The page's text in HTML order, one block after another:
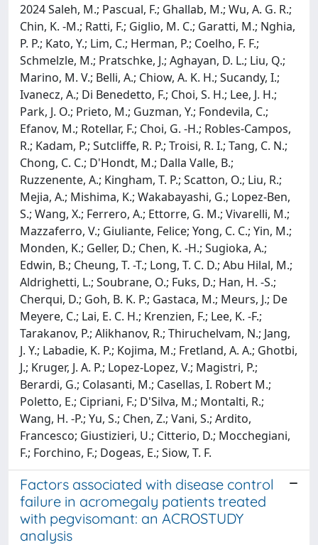
2024 Saleh, M.; Pascual, F.; Ghallab, M.; Wu, A. G. R.;
Chin, K. -M.; Ratti, F.; Giglio, M. C.; Garatti, M.; Nghia,
P. P.; Kato, Y.; Lim, C.; Herman, P.; Coelho, F. F.;
Schmelzle, M.; Pratschke, J.; Aghayan, D. L.; Liu, Q.;
Marino, M. V.; Belli, A.; Chiow, A. K. H.; Sucandy, I.;
Ivanecz, A.; Di Benedetto, F.; Choi, S. H.; Lee, J. H.;
Park, J. O.; Prieto, M.; Guzman, Y.; Fondevila, C.;
Efanov, M.; Rotellar, F.; Choi, G. -H.; Robles-Campos,
R.; Kadam, P.; Sutcliffe, R. P.; Troisi, R. I.; Tang, C. N.;
Chong, C. C.; D'Hondt, M.; Dalla Valle, B.;
Ruzzenente, A.; Kingham, T. P.; Scatton, O.; Liu, R.;
Mejia, A.; Mishima, K.; Wakabayashi, G.; Lopez-Ben,
S.; Wang, X.; Ferrero, A.; Ettorre, G. M.; Vivarelli, M.;
Mazzaferro, V.; Giuliante, Felice; Yong, C. C.; Yin, M.;
Monden, K.; Geller, D.; Chen, K. -H.; Sugioka, A.;
Edwin, B.; Cheung, T. -T.; Long, T. C. D.; Abu Hilal, M.;
Aldrighetti, L.; Soubrane, O.; Fuks, D.; Han, H. -S.;
Cherqui, D.; Goh, B. K. P.; Gastaca, M.; Meurs, J.; De
Meyere, C.; Lai, E. C. H.; Krenzien, F.; Lee, K. -F.;
Tarakanov, P.; Alikhanov, R.; Thiruchelvam, N.; Jang,
J. Y.; Labadie, K. P.; Kojima, M.; Fretland, A. A.; Ghotbi,
J.; Kruger, J. A. P.; Lopez-Lopez, V.; Magistri, P.;
Berardi, G.; Colasanti, M.; Casellas, I. Robert M.;
Poletto, E.; Cipriani, F.; D'Silva, M.; Montalti, R.;
Wang, H. -P.; Yu, S.; Chen, Z.; Vani, S.; Ardito,
Francesco; Giustizieri, U.; Citterio, D.; Mocchegiani,
F.; Forchino, F.; Dogeas, E.; Siow, T. F.
Factors associated with disease control
failure in acromegaly patients treated
with pegvisomant: an ACROSTUDY
analysis